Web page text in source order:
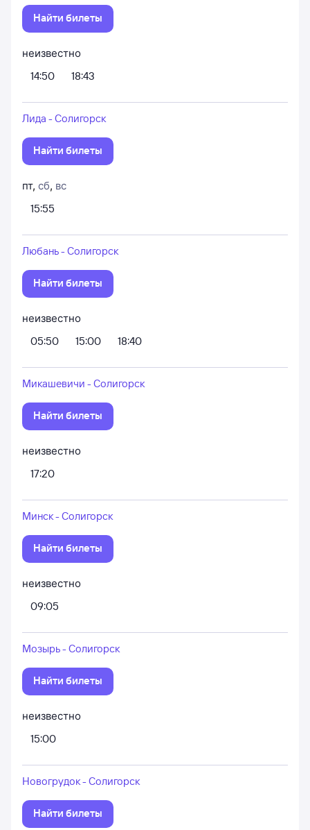
Найти билеты
неизвестно
14:50
18:43
Лида - Солигорск
Найти билеты
пт, сб, вс
15:55
Любань - Солигорск
Найти билеты
неизвестно
05:50
15:00 18:40
Микашевичи - Солигорск
Найти билеты
неизвестно
17:20
Минск - Солигорск
Найти билеты
неизвестно
09:05
Мозырь - Солигорск
Найти билеты
неизвестно
15:00
Новогрудок - Солигорск
Найти билеты